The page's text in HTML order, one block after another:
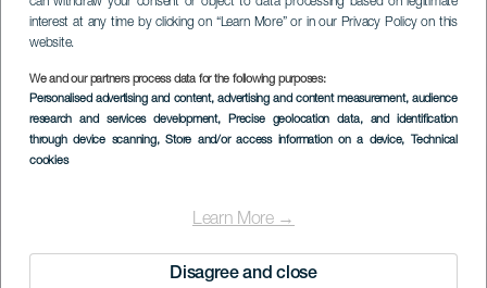
interest at any time by clicking on “Learn More” or in our Privacy Policy on this
website.
We and our partners process data for the following purposes:
Personalised advertising and content, advertising and content measurement, audience
research and services development, Precise geolocation data, and identification
through device scanning, Store and/or access information on a device, Technical
cookies
Learn More →
Disagree and close